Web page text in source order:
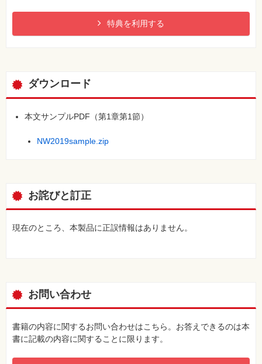
特典を利用する
ダウンロード
本文サンプルPDF（第1章第1節）
NW2019sample.zip
お詫びと訂正
現在のところ、本製品に正誤情報はありません。
お問い合わせ
書籍の内容に関するお問い合わせはこちら。お答えできるのは本
書に記載の内容に関することに限ります。